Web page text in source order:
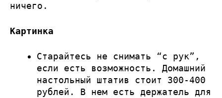
ничего .
Картинка
Старайтесь не снимать “с рук”,
если есть возможность. Домашний
настольный штатив стоит 300-400
рублей. В нем есть держатель для